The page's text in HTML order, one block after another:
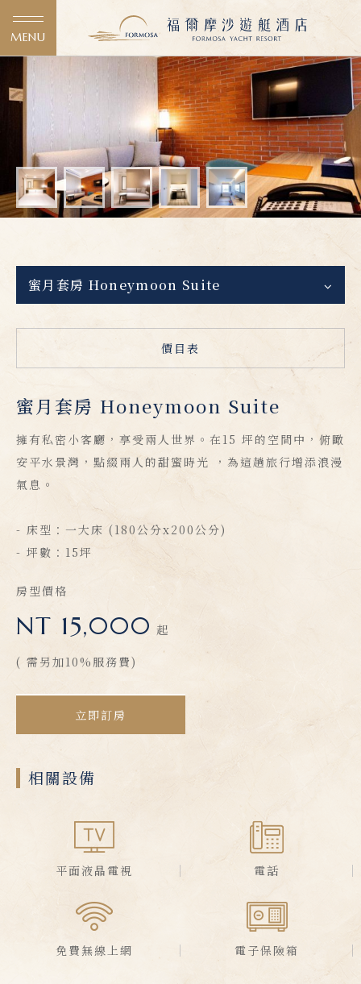
MENU
蜜月套房 Honeymoon Suite
價目表
蜜月套房 Honeymoon Suite
擁有私密小客廳，享受兩人世界。在15 坪的空間中，俯瞰
安平水景灣，點綴兩人的甜蜜時光 ，為這趟旅行增添浪漫
氣息。
- 床型：一大床 (180公分x200公分)
- 坪數：15坪
房型價格
NT 15,000 起
( 需另加10%服務費)
立即訂房
相關設備
平面液晶電視
免費無線上網
電話
電子保險箱